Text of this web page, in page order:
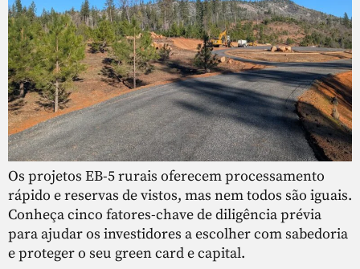
Os projetos EB-5 rurais oferecem processamento
rápido e reservas de vistos, mas nem todos são iguais.
Conheça cinco fatores-chave de diligência prévia
para ajudar os investidores a escolher com sabedoria
e proteger o seu green card e capital.